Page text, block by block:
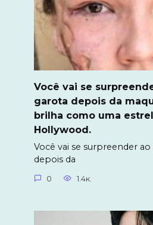
Você vai se
garota depois da
brilha como uma
Hollywood.
Você vai se surpreender
depois da
0 1.4к.